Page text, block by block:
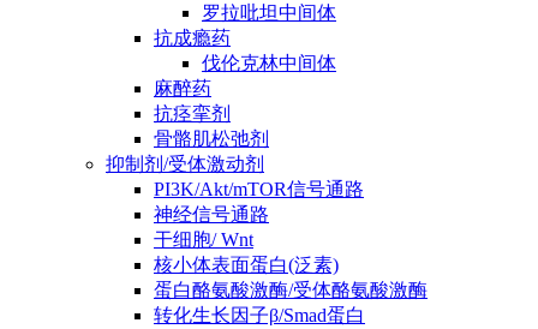
罗拉吡坦中间体
抗成瘾药
伐伦克林中间体
麻醉药
抗痉挛剂
骨骼肌松弛剂
抑制剂/受体激动剂
PI3K/Akt/mTOR信号通路
神经信号通路
干细胞/ Wnt
核小体表面蛋白(泛素)
蛋白酪氨酸激酶/受体酪氨酸激酶
转化生长因子β/Smad蛋白